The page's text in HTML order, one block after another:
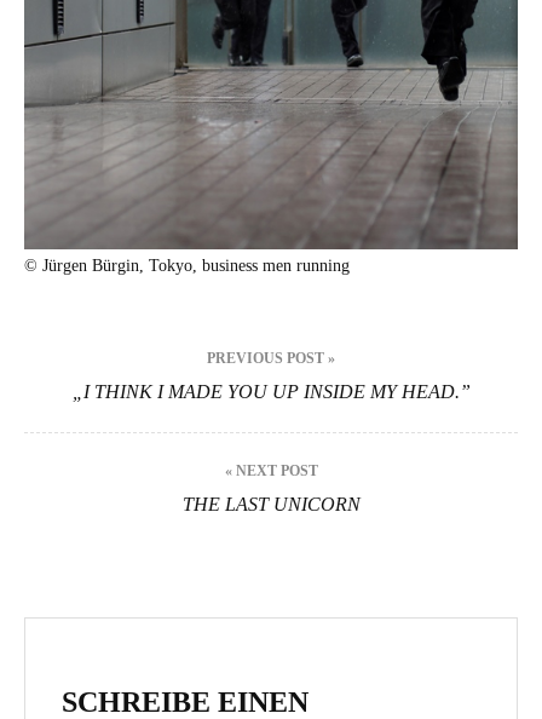
© Jür­gen Bür­gin, Tokyo, busi­ness men run­ning
PREVIOUS POST »
„I THINK I MADE YOU UP INSIDE MY HEAD.”
« NEXT POST
THE LAST UNICORN
SCHREIBE EINEN